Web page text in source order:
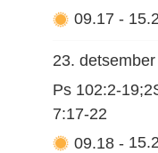
09.17 -
23. detsember
Ps 102:2-
7:17-22
09.18 -